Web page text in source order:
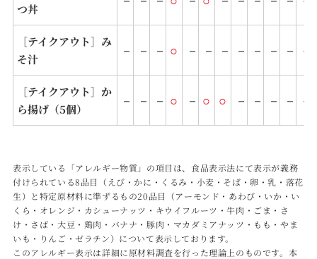
つ丼
［テイクアウト］み
そ汁
－ － － ○ － － － － － － － －
［テイクアウト］か
ら揚げ（5個）
－ － － ○ － ○ ○ － － － － －
表示している「アレルギー物質」の項目は、食品表示法にて表示が義務
付けられている8品目（えび・かに・くるみ・小麦・そば・卵・乳・落花
生）と特定原材料に準ずるもの20品目（アーモンド・あわび・いか・い
くら・オレンジ・カシューナッツ・キウイフルーツ・牛肉・ごま・さ
け・さば・大豆・鶏肉・バナナ・豚肉・マカダミアナッツ・もも・やま
いも・りんご・ゼラチン）について表示しております。
このアレルギー表⽰は詳細に原材料調査を⾏った理論上のものです。本